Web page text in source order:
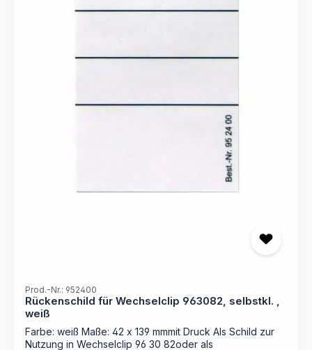
Prod.-Nr.: 952400
Rückenschild für Wechselclip 963082, selbstkl. ,
weiß
Farbe: weiß Maße: 42 x 139 mmmit Druck Als Schild zur
Nutzung in Wechselclip 96 30 82oder als